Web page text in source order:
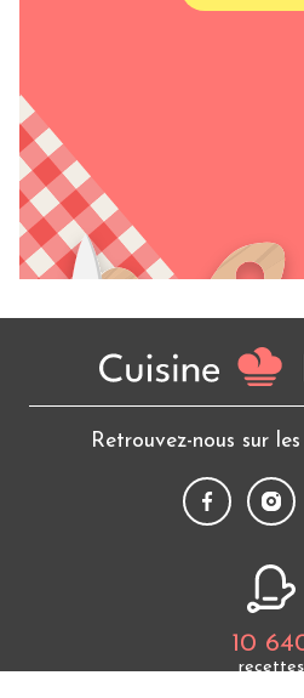
Retrouvez-nous sur
10
recettes